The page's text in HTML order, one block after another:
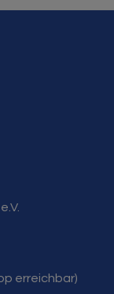
erreichbar)